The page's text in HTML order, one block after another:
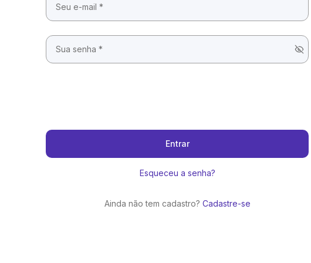
Entrar
Esqueceu a senha?
Ainda não tem cadastro? Cadastre-se